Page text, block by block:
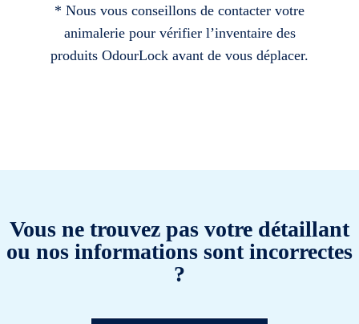
* Nous vous conseillons de contacter votre
animalerie pour vérifier l’inventaire des
produits OdourLock avant de vous déplacer.
Vous ne trouvez pas votre détaillant
ou nos informations sont incorrectes
?